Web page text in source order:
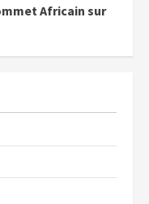
Africain sur